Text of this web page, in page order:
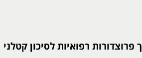
רפואיות לסיכון קטלני